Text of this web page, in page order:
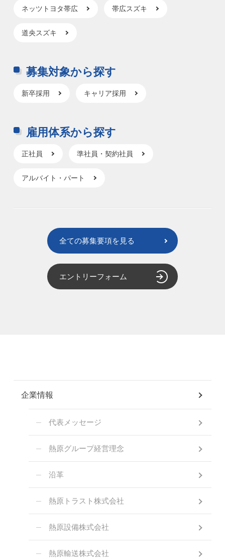
ネッツトヨタ帯広 帯広スズキ
道央スズキ
募集対象から探す
新卒採用 キャリア採用
雇用体系から探す
正社員 準社員・契約社員
アルバイト・パート
全ての募集要項を見る
エントリーフォーム
企業情報
代表メッセージ
熱原グループ経営理念
沿革
熱原トラスト株式会社
熱原設備株式会社
熱原輸送株式会社